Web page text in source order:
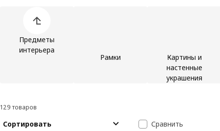
Предметы
интерьера
Рамки
Картины и
настенные
украшения
Фильтровать и сортировать
129 товаров
Сортировать Список
Сравнить